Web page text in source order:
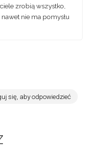
zrobią wszystko,
nie ma pomysłu
się, aby odpowiedzieć